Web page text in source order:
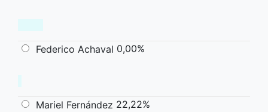
Federico Achaval 0,00%
Mariel Fernández 22,22%